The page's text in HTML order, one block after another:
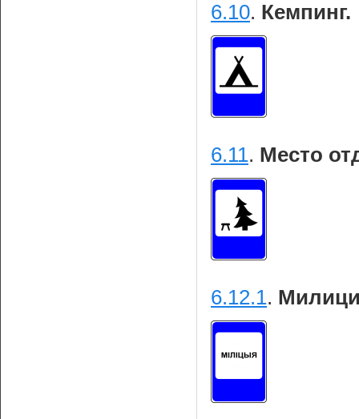
6.10. Кемпинг.
6.11. Место
6.12.1.